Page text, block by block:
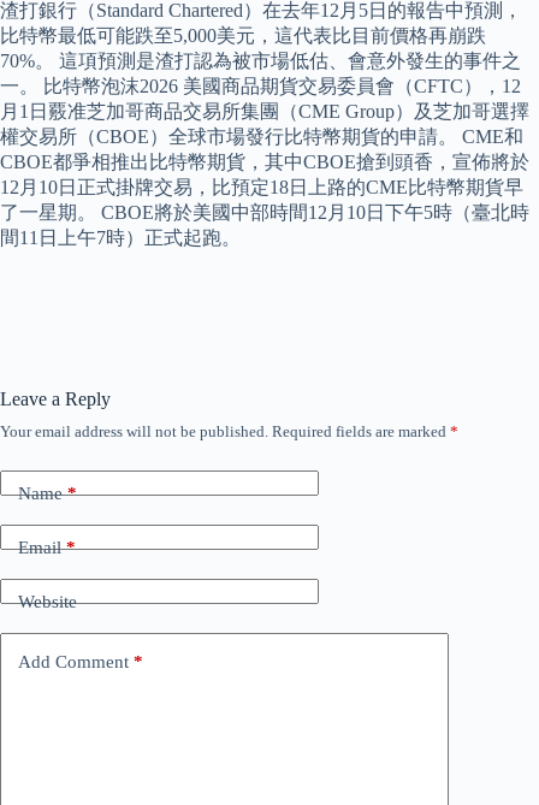
渣打銀行（Standard Chartered）在去年12月5日的報告中預測，
比特幣最低可能跌至5,000美元，這代表比目前價格再崩跌
70%。 這項預測是渣打認為被市場低估、會意外發生的事件之
一。 比特幣泡沫2026 美國商品期貨交易委員會（CFTC），12
月1日覈准芝加哥商品交易所集團（CME Group）及芝加哥選擇
權交易所（CBOE）全球市場發行比特幣期貨的申請。 CME和
CBOE都爭相推出比特幣期貨，其中CBOE搶到頭香，宣佈將於
12月10日正式掛牌交易，比預定18日上路的CME比特幣期貨早
了一星期。 CBOE將於美國中部時間12月10日下午5時（臺北時
間11日上午7時）正式起跑。
Leave a Reply
Your email address will not be published. Required fields are marked *
Name*
Email*
Website
Add Comment *